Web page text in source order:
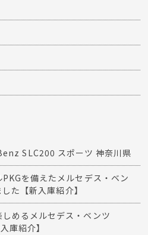
SLC200 スポーツ 神奈川県
を備えたメルセデス・ベン
た【新入庫紹介】
めるメルセデス・ベンツ
庫紹介】